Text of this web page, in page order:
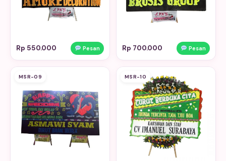
Rp 550.000 Pesan Rp 700.000 Pesan
MSR-09 MSR-10